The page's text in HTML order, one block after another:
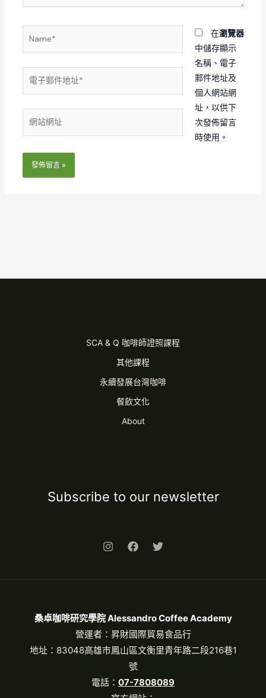
電
件
地
在瀏覽器
中儲存顯示
名稱、電子
郵件地址及
個人網站網
址，以供下
次發佈留言
時使用。
SCA & Q 咖啡師證照課程
其他課程
永續發展台灣咖啡
餐飲文化
About
Subscribe to our newsletter
桑卓咖啡研究學院 Alessandro Coffee Academy
營運者：昇財國際貿易食品行
地址：83048高雄市鳳山區文衡里青年路二段216巷1
號
電話： 07-7808089